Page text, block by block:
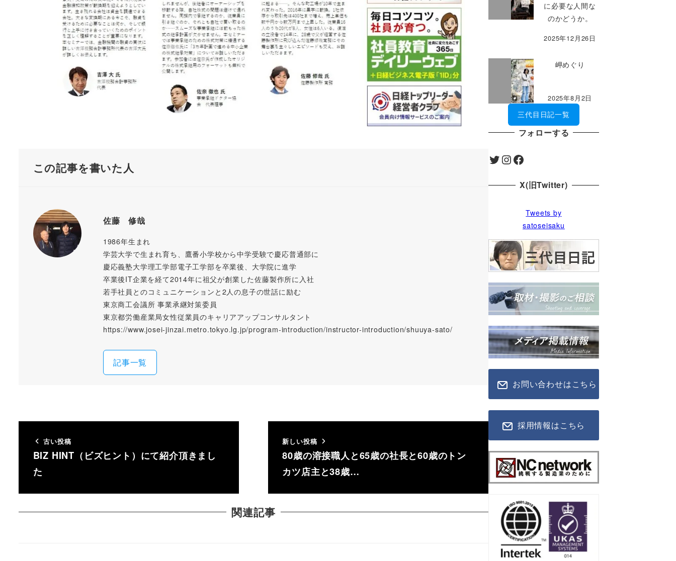
この記事を書いた人
佐藤 修哉
1986年生まれ
学芸大学で生まれ育ち、鷹番小学校から中学受験で慶応普通部に
慶応義塾大学理工学部電子工学部を卒業後、大学院に進学
卒業後IT企業を経て2014年に祖父が創業した佐藤製作所に入社
若手社員とのコミュニケーションと2人の息子の世話に励む
東京商工会議所 事業承継対策委員
東京都労働産業局女性従業員のキャリアアップコンサルタント
https://www.josei-jinzai.metro.tokyo.lg.jp/program-introduction/instructor-introduction/shuuya-sato/
記事一覧
古い投稿
BIZ HINT（ビズヒント）にて紹介頂きまし
た
新しい投稿
80歳の溶接職人と65歳の社長と60歳のトン
カツ店主と38歳…
関連記事
に必要な人間な
のかどうか。
2025年12月26日
岬めぐり
2025年8月2日
三代目日記一覧
フォローする
Twitter InstagramFacebook
X(旧Twitter)
Tweets by
satoseisaku
お問い合わせはこちら
採用情報はこちら